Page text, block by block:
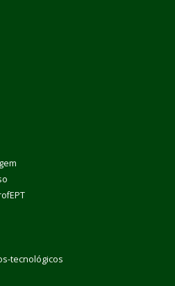
tecnológicos